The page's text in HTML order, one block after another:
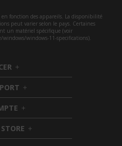
fonction des appareils. La disponibilité
peut varier selon le pays. Certaines
un matériel spécifique (voir
windows-11-specifications).
h
i
d
d
e
n
h
i
d
d
e
n
h
i
d
d
h
i